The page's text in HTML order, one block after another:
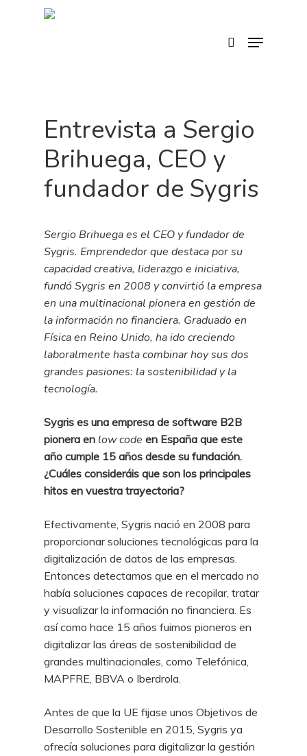
Menu
Entrevista a Sergio
Brihuega, CEO y
fundador de Sygris
Sergio Brihuega es el CEO y fundador de
Sygris. Emprendedor que destaca por su
capacidad creativa, liderazgo e iniciativa,
fundó Sygris en 2008 y convirtió la empresa
en una multinacional pionera en gestión de
la información no financiera. Graduado en
Física en Reino Unido, ha ido creciendo
laboralmente hasta combinar hoy sus dos
grandes pasiones: la sostenibilidad y la
tecnología.
Sygris es una empresa de software B2B
pionera en low code en España que este
año cumple 15 años desde su fundación.
¿Cuáles consideráis que son los principales
hitos en vuestra trayectoria?
Efectivamente, Sygris nació en 2008 para
proporcionar soluciones tecnológicas para la
digitalización de datos de las empresas.
Entonces detectamos que en el mercado no
había soluciones capaces de recopilar, tratar
y visualizar la información no financiera. Es
así como hace 15 años fuimos pioneros en
digitalizar las áreas de sostenibilidad de
grandes multinacionales, como Telefónica,
MAPFRE, BBVA o Iberdrola.
Antes de que la UE fijase unos Objetivos de
Desarrollo Sostenible en 2015, Sygris ya
ofrecía soluciones para digitalizar la gestión